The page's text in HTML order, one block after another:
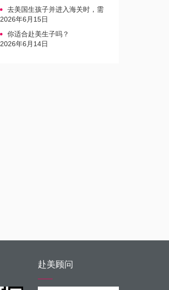
去美国生孩子并进入海关时，需
要注意的事项是什么？
2026年6月15日
你适合赴美生子吗？
2026年6月14日
赴美顾问